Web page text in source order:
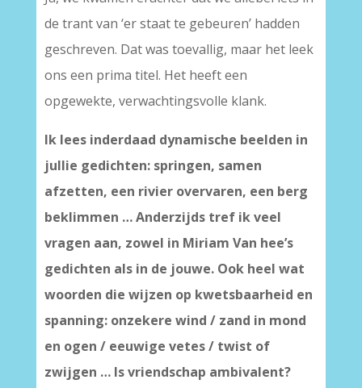
de trant van ‘er staat te gebeuren’ hadden
geschreven. Dat was toevallig, maar het leek
ons een prima titel. Het heeft een
opgewekte, verwachtingsvolle klank.
Ik lees inderdaad dynamische beelden in
jullie gedichten: springen, samen
afzetten, een rivier overvaren, een berg
beklimmen … Anderzijds tref ik veel
vragen aan, zowel in Miriam Van hee’s
gedichten als in de jouwe. Ook heel wat
woorden die wijzen op kwetsbaarheid en
spanning: onzekere wind / zand in mond
en ogen / eeuwige vetes / twist of
zwijgen … Is vriendschap ambivalent?